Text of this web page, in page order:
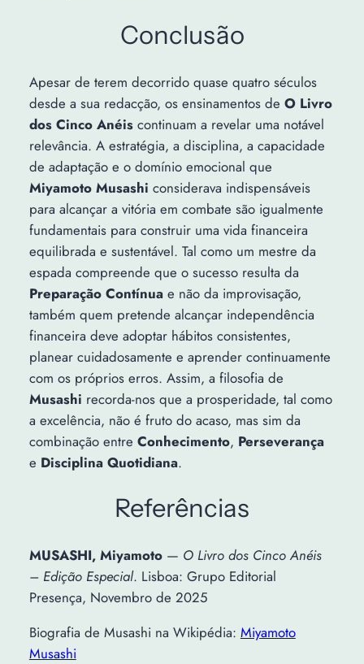
Conclusão
Apesar de terem decorrido quase quatro séculos
desde a sua redacção, os ensinamentos de O Livro
dos Cinco Anéiscontinuam a revelar uma notável
relevância. A estratégia, a disciplina, a capacidade
de adaptação e o domínio emocional que
Miyamoto Musashi considerava indispensáveis
para alcançar a vitória em combate são igualmente
fundamentais para construir uma vida financeira
equilibrada e sustentável. Tal como um mestre da
espada compreende que o sucesso resulta da
Preparação Contínuae não da improvisação,
também quem pretende alcançar independência
financeira deve adoptar hábitos consistentes,
planear cuidadosamente e aprender continuamente
com os próprios erros. Assim, a filosofia de
Musashi recorda-nos que a prosperidade, tal como
a excelência, não é fruto do acaso, mas sim da
combinação entre Conhecimento, Perseverança
e Disciplina Quotidiana.
Referências
MUSASHI, Miyamoto— O Livro dos Cinco Anéis
– Edição Especial. Lisboa: Grupo Editorial
Presença, Novembro de 2025
Biografia de Musashi na Wikipédia: Miyamoto
Musashi